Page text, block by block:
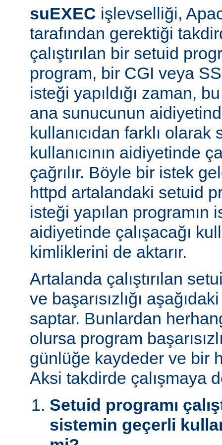
suEXEC işlevselliği,
tarafından gerektiği
çalıştırılan bir setuid
program, bir CGI veya
isteği yapıldığı zaman,
ana sunucunun
kullanıcıdan farklı olarak
kullanıcının aidiyetinde
çağrılır. Böyle bir istek
httpd artalandaki setuid
isteği yapılan programın
aidiyetinde çalışacağı
kimliklerini de aktarır.
Artalanda çalıştırılan
ve başarısızlığı
saptar. Bunlardan
olursa program
günlüğe kaydeder ve bir
Aksi takdirde çalışmaya
Setuid programı
sistemin geçerli